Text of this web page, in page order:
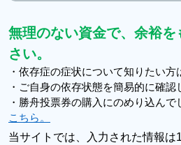
無理のない資金で、余裕
さい。
・依存症の症状について知りたい方
・ご自身の依存状態を簡易的に確認
・勝舟投票券の購入にのめり込ん
こちら。
当サイトでは、入力された情報は